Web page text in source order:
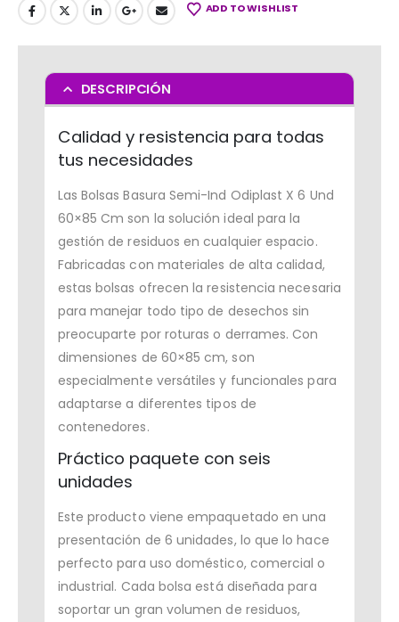
ADD TO WISHLIST
DESCRIPCIÓN
Calidad y resistencia para todas
tus necesidades
Las Bolsas Basura Semi-Ind Odiplast X 6 Und
60×85 Cm son la solución ideal para la
gestión de residuos en cualquier espacio.
Fabricadas con materiales de alta calidad,
estas bolsas ofrecen la resistencia necesaria
para manejar todo tipo de desechos sin
preocuparte por roturas o derrames. Con
dimensiones de 60×85 cm, son
especialmente versátiles y funcionales para
adaptarse a diferentes tipos de
contenedores.
Práctico paquete con seis
unidades
Este producto viene empaquetado en una
presentación de 6 unidades, lo que lo hace
perfecto para uso doméstico, comercial o
industrial. Cada bolsa está diseñada para
soportar un gran volumen de residuos,